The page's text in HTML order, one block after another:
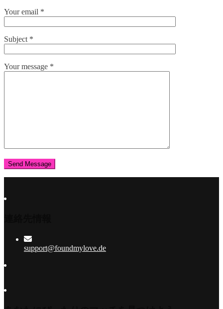
Your email *
Subject *
Your message *
support@foundmylove.de